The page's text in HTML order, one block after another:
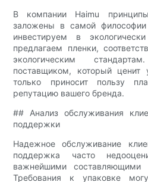
В компании Haimu принципы
заложены в самой
инвестируем в
предлагаем пленки,
экологическим
поставщиком, который ценит
только приносит пользу
репутацию вашего бренда.
## Анализ обслуживания
поддержки
Надежное обслуживание
поддержка часто
важнейшими составляющими
Требования к упаковке